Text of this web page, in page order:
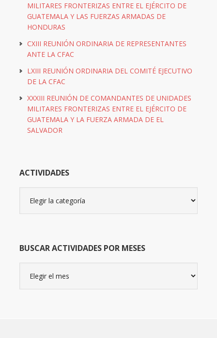
MILITARES FRONTERIZAS ENTRE EL EJÉRCITO DE
GUATEMALA Y LAS FUERZAS ARMADAS DE
HONDURAS
CXIII REUNIÓN ORDINARIA DE REPRESENTANTES
ANTE LA CFAC
LXIII REUNIÓN ORDINARIA DEL COMITÉ EJECUTIVO
DE LA CFAC
XXXIII REUNIÓN DE COMANDANTES DE UNIDADES
MILITARES FRONTERIZAS ENTRE EL EJÉRCITO DE
GUATEMALA Y LA FUERZA ARMADA DE EL
SALVADOR
ACTIVIDADES
BUSCAR ACTIVIDADES POR MESES
actividades
por